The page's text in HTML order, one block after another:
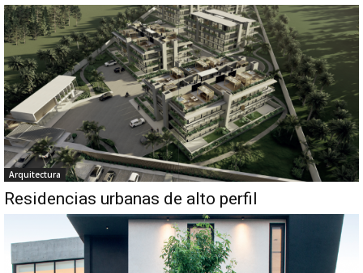
Arquitectura
Residencias urbanas de alto perfil